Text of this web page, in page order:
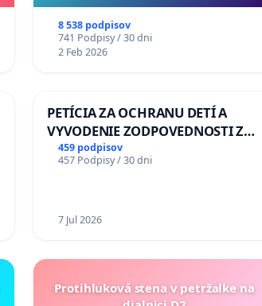
8 538 podpisov
741 Podpisy / 30 dni
2 Feb 2026
PETÍCIA ZA OCHRANU DETÍ A
VYVODENIE ZODPOVEDNOSTI ZA
DLHOROČNÚ NEČINNOSŤ A
ZLYHANIE ŠTÁTU
459 podpisov
457 Podpisy / 30 dni
7 Jul 2026
Protihluková stena v petržalke na